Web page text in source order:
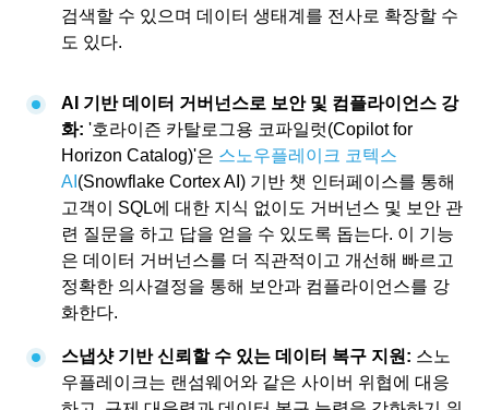
검색할 수 있으며 데이터 생태계를 전사로 확장할 수
도 있다.
AI 기반 데이터 거버넌스로 보안 및 컴플라이언스 강
화: '호라이즌 카탈로그용 코파일럿(Copilot for
Horizon Catalog)'은 스노우플레이크 코텍스
AI (Snowflake Cortex AI) 기반 챗 인터페이스를 통해
고객이 SQL에 대한 지식 없이도 거버넌스 및 보안 관
련 질문을 하고 답을 얻을 수 있도록 돕는다. 이 기능
은 데이터 거버넌스를 더 직관적이고 개선해 빠르고
정확한 의사결정을 통해 보안과 컴플라이언스를 강
화한다.
스냅샷 기반 신뢰할 수 있는 데이터 복구 지원: 스노
우플레이크는 랜섬웨어와 같은 사이버 위협에 대응